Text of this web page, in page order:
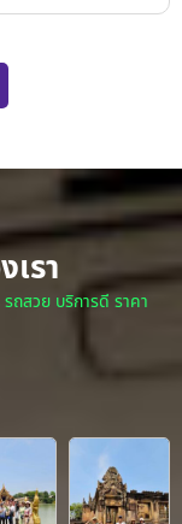
รา
ถสวย บริการดี ราคา